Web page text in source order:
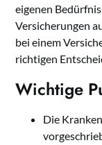
eigenen
Versicherungen
bei einem
richtigen
Wichtige
Die